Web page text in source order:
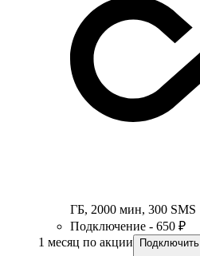
ГБ, 2000 мин, 300 SMS
Подключение - 650 ₽
1 месяц по акции
Подключить